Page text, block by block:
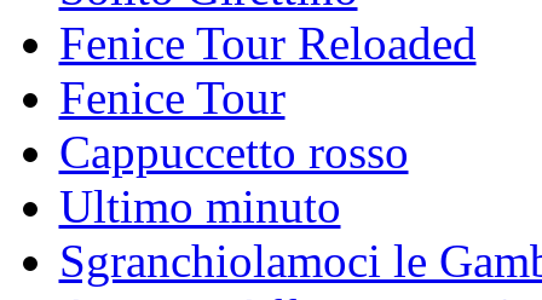
Fenice Tour Reloaded
Fenice Tour
Cappuccetto rosso
Ultimo minuto
Sgranchiolamoci le